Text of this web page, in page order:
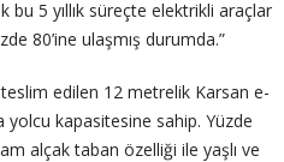
bu 5 yıllık süreçte elektrikli araçlar
80’ine ulaşmış durumda.”
edilen 12 metrelik Karsan e-
yolcu kapasitesine sahip. Yüzde
alçak taban özelliği ile yaşlı ve